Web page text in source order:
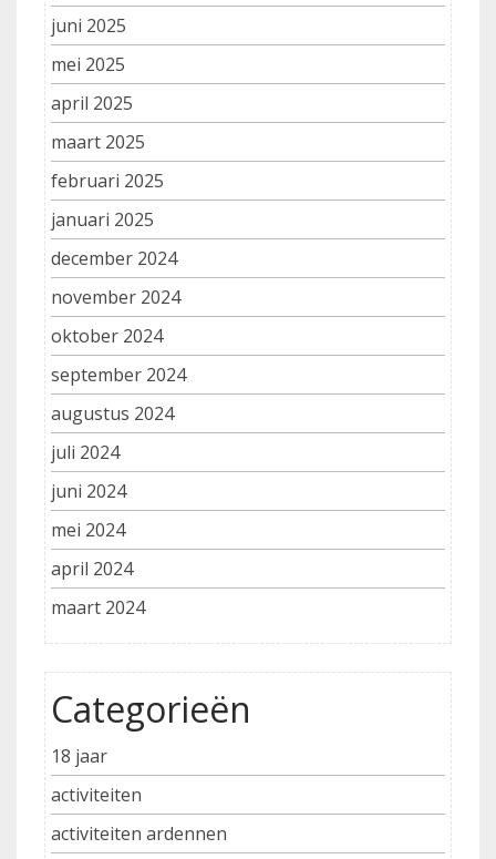
juni 2025
mei 2025
april 2025
maart 2025
februari 2025
januari 2025
december 2024
november 2024
oktober 2024
september 2024
augustus 2024
juli 2024
juni 2024
mei 2024
april 2024
maart 2024
Categorieën
18 jaar
activiteiten
activiteiten ardennen